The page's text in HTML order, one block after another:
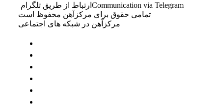
ارتباط از طریق تلگرام Communication via Telegram
تمامی حقوق برای مرکزآهن محفوظ است
مرکزآهن در شبکه های اجتماعی